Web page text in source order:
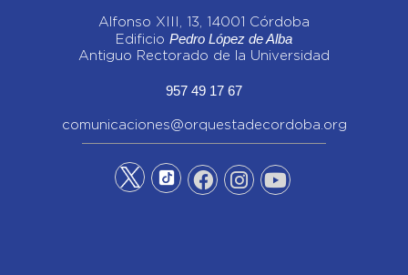
Alfonso XIII, 13, 14001 Córdoba
Edificio Pedro López de Alba
Antiguo Rectorado de la Universidad
957 49 17 67
comunicaciones@orquestadecordoba.org